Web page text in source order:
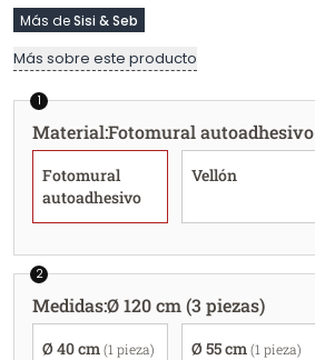
Más deSisi & Seb
Más sobre este producto
1
Material:Fotomural autoadhesivo
Fotomural
autoadhesivo
Vellón
2
Medidas:Ø 120 cm (3 piezas)
Ø 40 cm (1 pieza) Ø 55 cm (1 pieza)